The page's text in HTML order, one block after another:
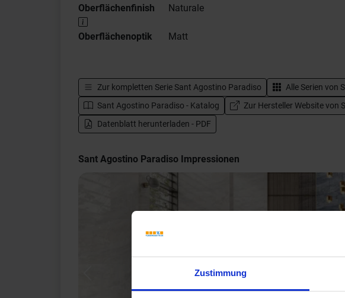
Zustimmung
Oberflächenfinish
Naturale
Oberflächenoptik Matt
Zur kompletten Serie Sant Agostino Paradiso Alle Serien von
Sant Agostino Paradiso - Katalog
Zur Hersteller Website von
Datenblatt herunterladen - PDF
Sant Agostino Paradiso Impressionen